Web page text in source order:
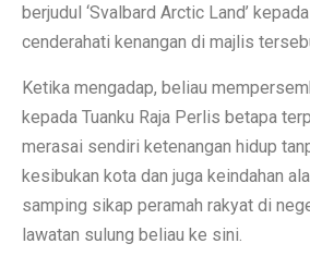
berjudul ‘Svalbard Arctic Land’
cenderahati kenangan di majlis
Ketika mengadap, beliau
kepada Tuanku Raja Perlis betapa
merasai sendiri ketenangan hidup
kesibukan kota dan juga keindahan
samping sikap peramah rakyat di
lawatan sulung beliau ke sini.